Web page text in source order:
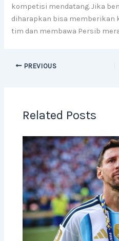
kompetisi mendatang. Jika
diharapkan bisa memberikan
tim dan membawa Persib
PREVIOUS
Related Posts